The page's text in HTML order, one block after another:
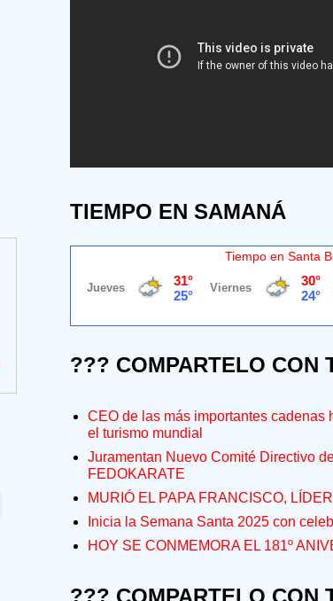
TIEMPO EN SAMANÁ
Tiempo en Santa
??? COMPARTELO CON
CEO de las más importantes
el turismo mundial
Juramentan Nuevo Comité Directivo
FEDOKARATE
MURIÓ EL PAPA FRANCISCO,
Inicia la Semana Santa 2025 con
HOY SE CONMEMORA EL 181º